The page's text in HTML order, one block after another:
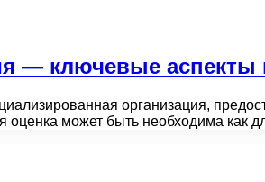
— ключевые аспекты
организация,
оценка может быть необходима как